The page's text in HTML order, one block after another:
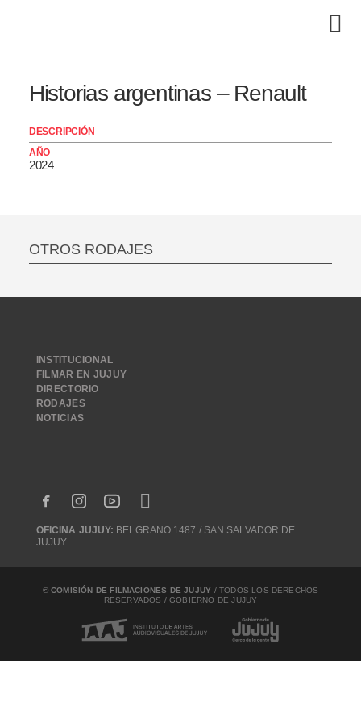
Historias argentinas – Renault
DESCRIPCIÓN
AÑO
2024
OTROS RODAJES
INSTITUCIONAL
FILMAR EN JUJUY
DIRECTORIO
RODAJES
NOTICIAS
OFICINA JUJUY: BELGRANO 1487 / SAN SALVADOR DE
JUJUY
© COMISIÓN DE FILMACIONES DE JUJUY / TODOS LOS DERECHOS
RESERVADOS / GOBIERNO DE JUJUY